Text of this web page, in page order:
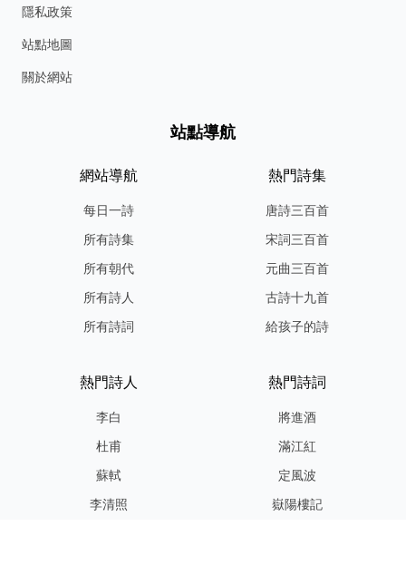
隱私政策
站點地圖
關於網站
站點導航
網站導航
每日一詩
所有詩集
所有朝代
所有詩人
所有詩詞
熱門詩集
唐詩三百首
宋詞三百首
元曲三百首
古詩十九首
給孩子的詩
熱門詩人
李白
杜甫
蘇軾
李清照
熱門詩詞
將進酒
滿江紅
定風波
嶽陽樓記